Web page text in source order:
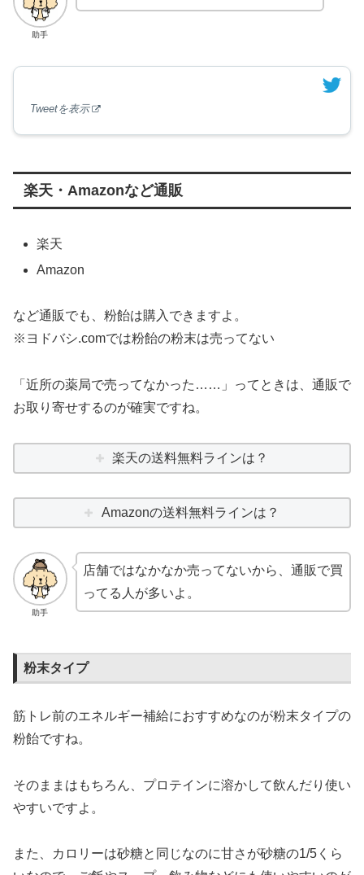
助手
Tweetを表示
楽天・Amazonなど通販
楽天
Amazon
など通販でも、粉飴は購入できますよ。
※ヨドバシ.comでは粉飴の粉末は売ってない
「近所の薬局で売ってなかった……」ってときは、通販で
お取り寄せするのが確実ですね。
楽天の送料無料ラインは？
Amazonの送料無料ラインは？
助手
店舗ではなかなか売ってないから、通販で買
ってる人が多いよ。
粉末タイプ
筋トレ前のエネルギー補給におすすめなのが粉末タイプの
粉飴ですね。
そのままはもちろん、プロテインに溶かして飲んだり使い
やすいですよ。
また、カロリーは砂糖と同じなのに甘さが砂糖の1/5くら